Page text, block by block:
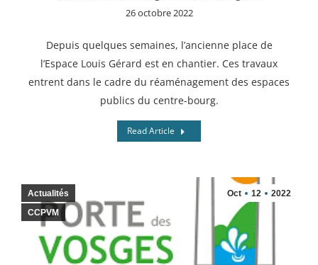
26 octobre 2022
Depuis quelques semaines, l’ancienne place de
l’Espace Louis Gérard est en chantier. Ces travaux
entrent dans le cadre du réaménagement des espaces
publics du centre-bourg.
Read Article
Oct 12 2022
Actualités
CCPVM